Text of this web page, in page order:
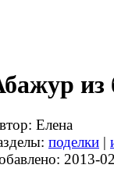
из
Елена
поделки |
2013-